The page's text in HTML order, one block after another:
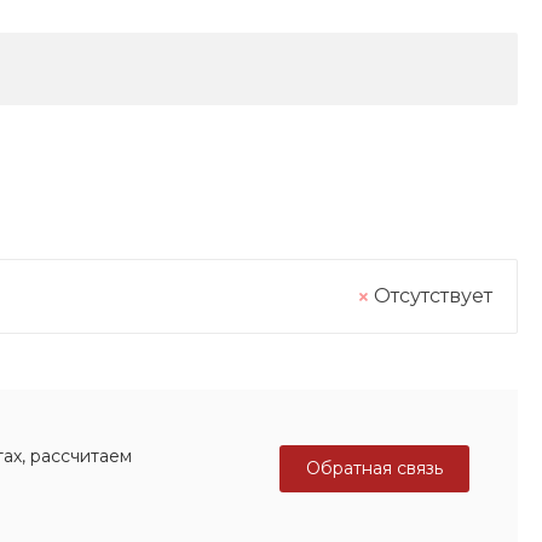
Отсутствует
рассчитаем
Обратная связь